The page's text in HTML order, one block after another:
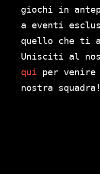
giochi in
a eventi
quello che ti
Unisciti al
qui per
nostra squadra!